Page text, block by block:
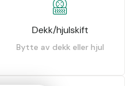
Dekk/hjulskift
Bytte av dekk eller hjul